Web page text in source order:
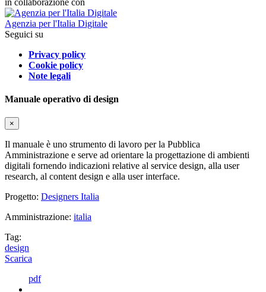
Agenzia per l'Italia Digitale
Seguici su
Privacy policy
Cookie policy
Note legali
Manuale operativo di design
×
Il manuale è uno strumento di lavoro per la Pubblica
Amministrazione e serve ad orientare la progettazione di ambienti
digitali fornendo indicazioni relative al service design, alla user
research, al content design e alla user interface.
Progetto: Designers Italia
Amministrazione: italia
Tag:
design
Scarica
pdf